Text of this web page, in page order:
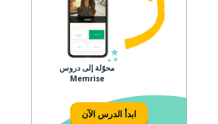
محوّلة إلى دروس
Memrise
ابدأ الدرس الآن